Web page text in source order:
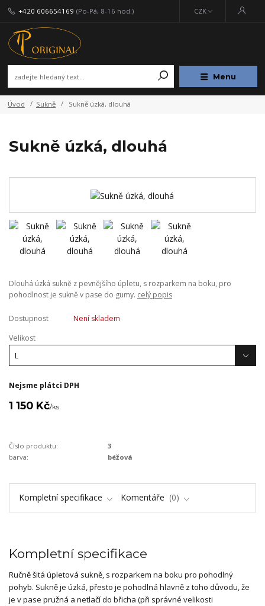
Menu
CZK
+420 606654169 (Po-Pá, 8-16 hod.)
Úvod Sukně Sukně úzká, dlouhá
Sukně úzká, dlouhá
Dlouhá úzká sukně z pevnějšího úpletu, s rozparkem na boku, pro
pohodlnost je sukně v pase do gumy. celý popis
Dostupnost
Není skladem
Velikost
Nejsme plátci DPH
1 150 Kč/ks
Číslo produktu:
3
barva:
béžová
Kompletní specifikace Komentáře 0
Kompletní specifikace
Ručně šitá úpletová sukně, s rozparkem na boku pro pohodlný
pohyb. Sukně je úzká, přesto je pohodlná hlavně z toho důvodu, že
je v pase pružná a netlačí do břicha (při správné velikosti